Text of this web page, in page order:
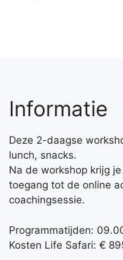
Informatie
Deze 2-daagse
lunch, snacks.
Na de workshop krijg
toegang tot de online
coachingsessie.
Programmatijden:
Kosten Life Safari: €